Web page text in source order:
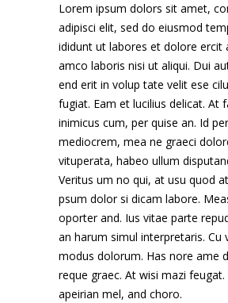
Lorem ipsum dolors sit amet,
adipisci elit, sed do eiusmod
ididunt ut labores et dolore ercit
amco laboris nisi ut aliqui. Dui
end erit in volup tate velit ese
fugiat. Eam et lucilius delicat. At
inimicus cum, per quise an. Id
mediocrem, mea ne graeci
vituperata, habeo ullum
Veritus um no qui, at usu quod
psum dolor si dicam labore.
oporter and. Ius vitae parte
an harum simul interpretaris. Cu
modus dolorum. Has nore ame
reque graec. At wisi mazi
apeirian mel, and choro.